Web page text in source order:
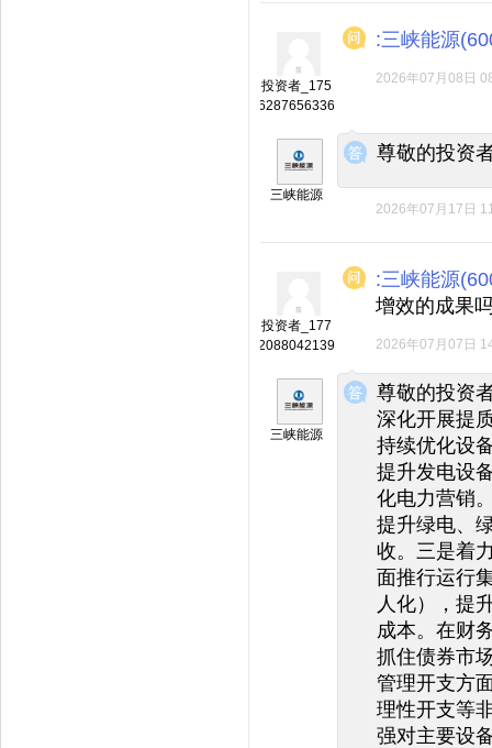
投资者_175
6287656336
:三峡能源
2026年07月08日
◆
◆
三峡能源
尊敬的投资
2026年07月17日
投资者_177
2088042139
:三峡能源
增效的成果
2026年07月07日
◆
◆
三峡能源
尊敬的投资
深化开展提
持续优化设
提升发电设
化电力营销
提升绿电、
收。三是着
面推行运行
人化），提
成本。在财
抓住债券市
管理开支方
理性开支等
强对主要设